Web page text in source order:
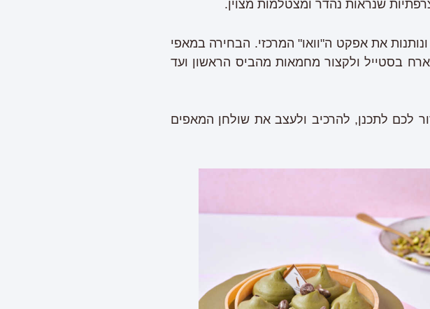
שנראות נהדר ומצטלמות מצוין.
את אפקט ה"וואו" המרכזי. הבחירה במאפי
בסטייל ולקצור מחמאות מהביס הראשון ועד
לכם לתכנן, להרכיב ולעצב את שולחן המאפים